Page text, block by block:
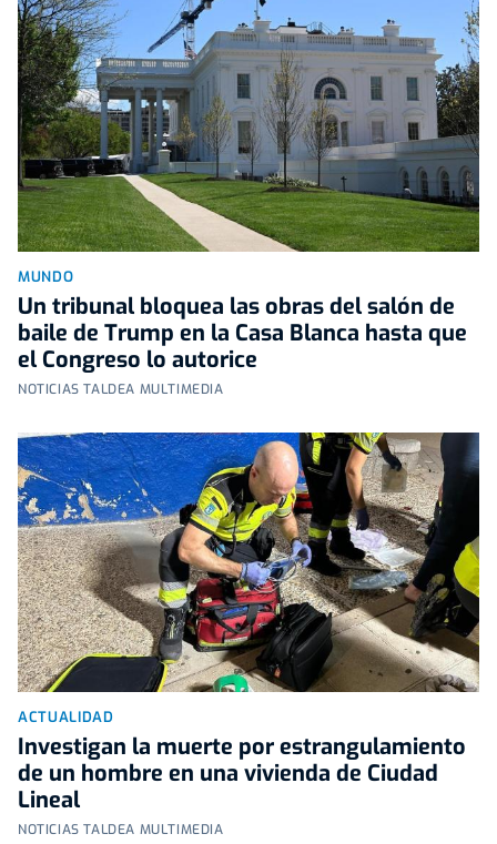
MUNDO
Un tribunal bloquea las obras del salón de
baile de Trump en la Casa Blanca hasta que
el Congreso lo autorice
NOTICIAS TALDEA MULTIMEDIA
ACTUALIDAD
Investigan la muerte por estrangulamiento
de un hombre en una vivienda de Ciudad
Lineal
NOTICIAS TALDEA MULTIMEDIA